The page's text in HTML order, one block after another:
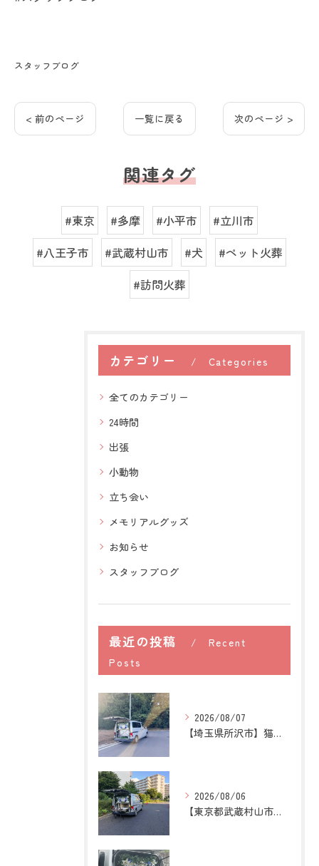
スタッフブログ
< 前のページ 一覧に戻る 次のページ >
関連タグ
#東京 #多摩 #小平市
#立川市
#八王子市
#武蔵村山市 #犬
#ペット火葬
#訪問火葬
カテゴリー Categories
全てのカテゴリー
24時間
出張
小動物
立ち会い
メモリアルグッズ
お知らせ
スタッフブログ
最近の投稿
Recent
Posts
2026/08/07
【埼玉県所沢市】猫の訪問ペット火葬｜お気に入りの場所に姿がな...
2026/08/06
【東京都武蔵村山市】犬の訪問ペット火葬｜愛犬との最後の時間を...